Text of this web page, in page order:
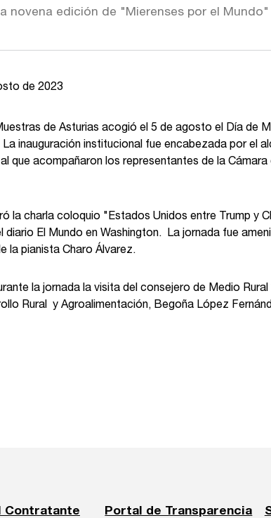
novena edición de "Mierenses por el Mundo"
de 2023
de Asturias acogió el 5 de agosto el Día de
inauguración institucional fue encabezada por el
que acompañaron los representantes de la
la charla coloquio "Estados Unidos entre Trump y
diario El Mundo en Washington. La jornada fue
la pianista Charo Álvarez.
la jornada la visita del consejero de Medio
Rural y Agroalimentación, Begoña López
Contratante Portal de Transparencia